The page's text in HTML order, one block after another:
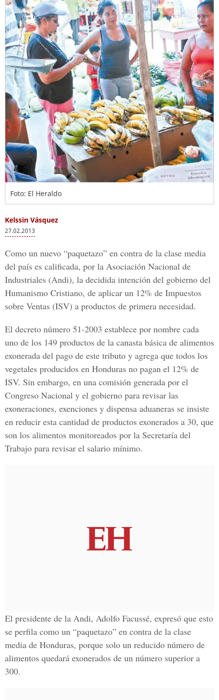
Foto: El Heraldo
Kelssin Vásquez
27.02.2013
Como un nuevo “paquetazo” en contra de la clase media
del país es calificada, por la Asociación Nacional de
Industriales (Andi), la decidida intención del gobierno del
Humanismo Cristiano, de aplicar un 12% de Impuestos
sobre Ventas (ISV) a productos de primera necesidad.
El decreto número 51-2003 establece por nombre cada
uno de los 149 productos de la canasta básica de alimentos
exonerada del pago de este tributo y agrega que todos los
vegetales producidos en Honduras no pagan el 12% de
ISV. Sin embargo, en una comisión generada por el
Congreso Nacional y el gobierno para revisar las
exoneraciones, exenciones y dispensa aduaneras se insiste
en reducir esta cantidad de productos exonerados a 30, que
son los alimentos monitoreados por la Secretaría del
Trabajo para revisar el salario mínimo.
El presidente de la Andi, Adolfo Facussé, expresó que esto
se perfila como un “paquetazo” en contra de la clase
media de Honduras, porque solo un reducido número de
alimentos quedará exonerados de un número superior a
300.